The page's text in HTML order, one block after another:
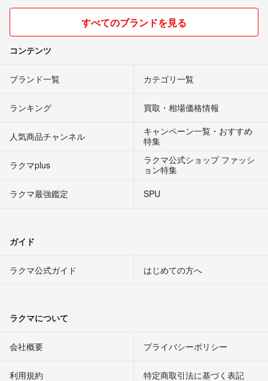
すべてのブランドを見る
コンテンツ
ブランド一覧 カテゴリ一覧
ランキング 買取・相場価格情報
人気商品チャンネル
キャンペーン一覧・おすすめ
特集
ラクマplus
ラクマ公式ショップ ファッシ
ョン特集
ラクマ最強鑑定
SPU
ガイド
ラクマ公式ガイド はじめての方へ
ラクマについて
会社概要 プライバシーポリシー
利用規約 特定商取引法に基づく表記